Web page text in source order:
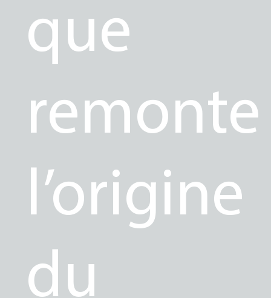
que
remonte
l’origine
du